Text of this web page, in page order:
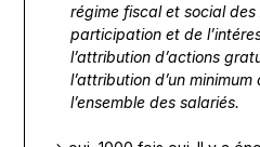
régime fiscal et social des
participation et de
l’attribution d’actions
l’attribution d’un
l’ensemble des salariés.